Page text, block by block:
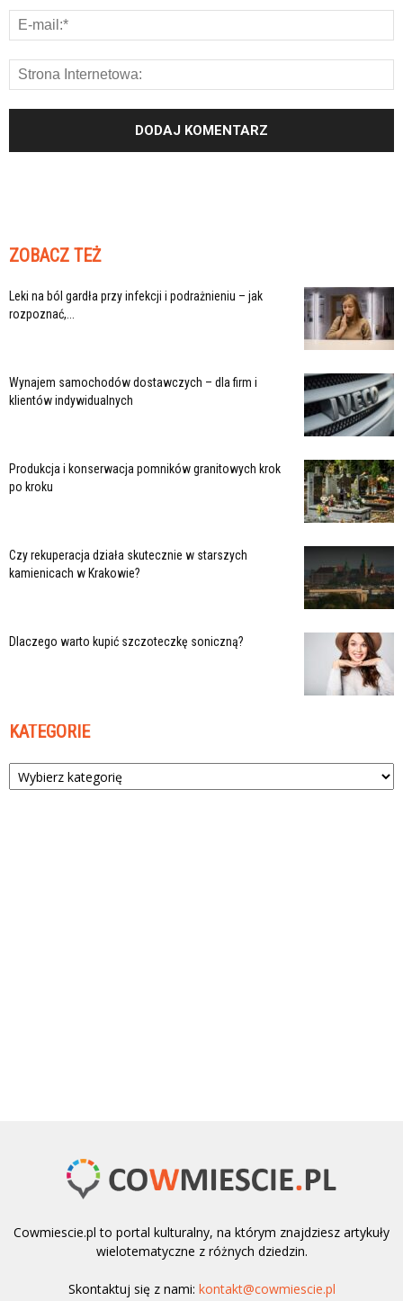
ZOBACZ TEŻ
Leki na ból gardła przy infekcji i podrażnieniu – jak
rozpoznać,...
Wynajem samochodów dostawczych – dla firm i
klientów indywidualnych
Produkcja i konserwacja pomników granitowych krok
po kroku
Czy rekuperacja działa skutecznie w starszych
kamienicach w Krakowie?
Dlaczego warto kupić szczoteczkę soniczną?
KATEGORIE
Kategorie
Cowmiescie.pl to portal kulturalny, na którym znajdziesz artykuły
wielotematyczne z różnych dziedzin.
Skontaktuj się z nami: kontakt@cowmiescie.pl